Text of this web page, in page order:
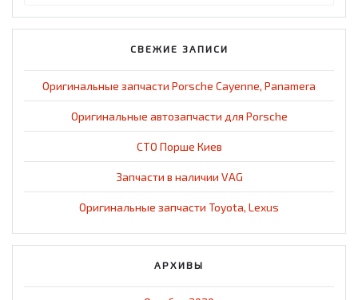
СВЕЖИЕ ЗАПИСИ
Оригинальные запчасти Porsche Cayenne, Panamera
Оригинальные автозапчасти для Porsche
СТО Порше Киев
Запчасти в наличии VAG
Оригинальные запчасти Toyota, Lexus
АРХИВЫ